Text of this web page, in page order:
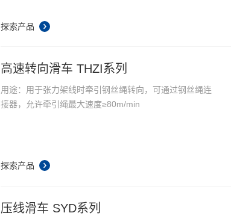
探索产品
高速转向滑车 THZI系列
用途：用于张力架线时牵引钢丝绳转向，可通过钢丝绳连
接器，允许牵引绳最大速度≥80m/min
探索产品
压线滑车 SYD系列